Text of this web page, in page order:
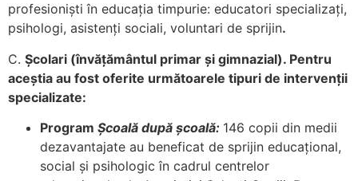
profesioniști în educația timpurie: educatori specializați,
psihologi, asistenți sociali, voluntari de sprijin.
C. Școlari (învățământul primar și gimnazial). Pentru
aceștia au fost oferite următoarele tipuri de intervenții
specializate:
Program Școală după școală: 146 copii din medii
dezavantajate au beneficat de sprijin educațional,
social și psihologic în cadrul centrelor